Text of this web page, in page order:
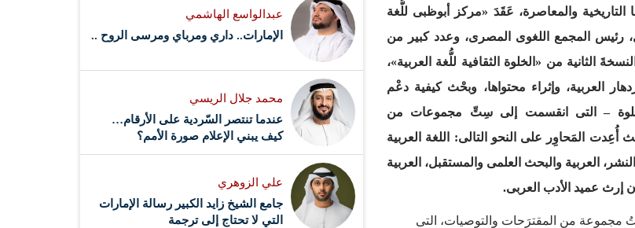
والمعاصرة، عَقَدَ «مركز أبوظبى للُّغة
رئيس المجمع اللغوى المصرى، وعدد كبير من
الثانية من «الخلوة الثقافية للُّغة العربية»،
العربية، وإثراء محتواها، وبحْث كيفية دعْم
– التى انقسمت إلى سِتِّ مجموعات من
المَحاوِر على النحو التالى: اللغة العربية
العربية والبحث العلمى والمستقبل، العربية
إرث عميد الأدب العربى.
مجموعة من المقترَحات والتوصيات، التى
عبدالواسع الهاشمي
الإمارات.. داري ومرباي ومرسى الروح ..
محمد جلال الريسي
عندما تنتصر السّردية على الأرقام…
كيف يبني الإعلام صورة الأمم؟
علي الزوهري
جامع الشيخ زايد الكبير رسالة الإمارات
التي لا تحتاج إلى ترجمة